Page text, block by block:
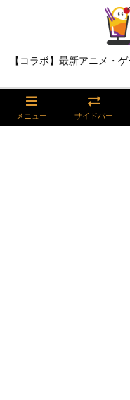
【コラボ】最新アニメ・
メニュー サイドバー